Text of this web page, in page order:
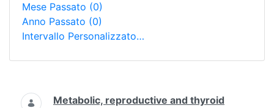
Mese Passato (0)
Anno Passato (0)
Intervallo Personalizzato…
Ricerca
Metabolic, reproductive and thyroid